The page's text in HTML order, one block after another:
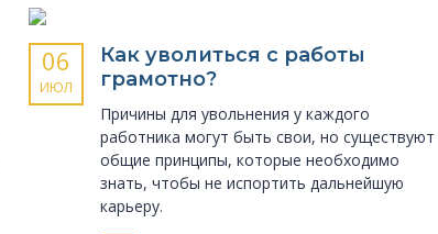
06
ИЮЛ
Как уволиться с работы
грамотно?
Причины для увольнения у каждого
работника могут быть свои, но существуют
общие принципы, которые необходимо
знать, чтобы не испортить дальнейшую
карьеру.